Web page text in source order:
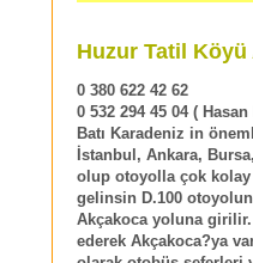
Huzur Tatil
0 380 622 42 62
0 532 294 45 04 (
Batı Karadeniz in
İstanbul, Ankara,
olup otoyolla çok
gelinsin D.100
Akçakoca yoluna
ederek Akçakoca?ya